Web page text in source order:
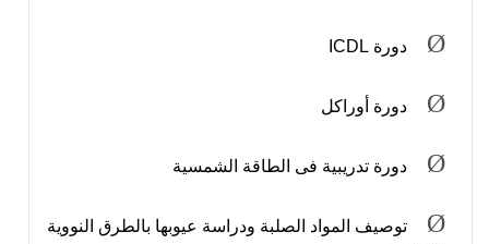
Ø دورة ICDL
Ø دورة أوراكل
Ø دورة تدريبية فى الطاقة الشمسية
Ø
توصيف المواد الصلبة ودراسة عيوبها بالطرق النووية